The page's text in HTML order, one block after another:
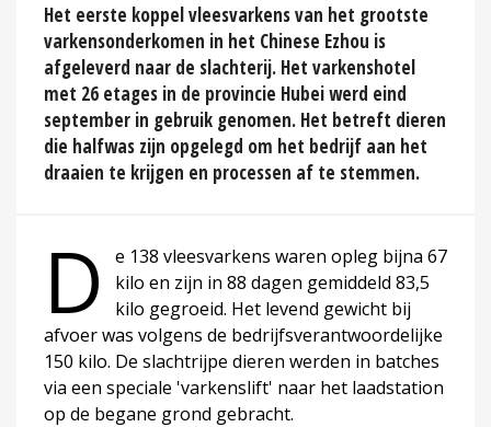
Het eerste koppel vleesvarkens van het grootste
varkensonderkomen in het Chinese Ezhou is
afgeleverd naar de slachterij. Het varkenshotel
met 26 etages in de provincie Hubei werd eind
september in gebruik genomen. Het betreft dieren
die halfwas zijn opgelegd om het bedrijf aan het
draaien te krijgen en processen af te stemmen.
D
e 138 vleesvarkens waren opleg bijna 67
kilo en zijn in 88 dagen gemiddeld 83,5
kilo gegroeid. Het levend gewicht bij
afvoer was volgens de bedrijfsverantwoordelijke
150 kilo. De slachtrijpe dieren werden in batches
via een speciale 'varkenslift' naar het laadstation
op de begane grond gebracht.